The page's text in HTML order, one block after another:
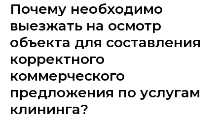
Почему необходимо
выезжать на осмотр
объекта для составления
корректного
коммерческого
предложения по услугам
клининга?